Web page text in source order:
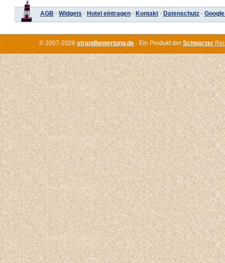
AGB · Widgets · Hotel eintragen · Kontakt · Datenschutz ·
© 2007-2026 strandbewertung.de · Ein Produkt der Schwarzer